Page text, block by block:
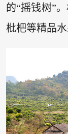
的“摇钱树”
枇杷等精品